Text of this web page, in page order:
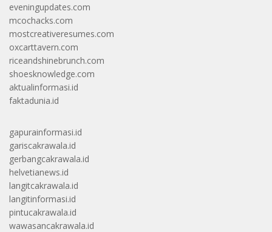
eveningupdates.com
mcochacks.com
mostcreativeresumes.com
oxcarttavern.com
riceandshinebrunch.com
shoesknowledge.com
aktualinformasi.id
faktadunia.id
gapurainformasi.id
gariscakrawala.id
gerbangcakrawala.id
helvetianews.id
langitcakrawala.id
langitinformasi.id
pintucakrawala.id
wawasancakrawala.id